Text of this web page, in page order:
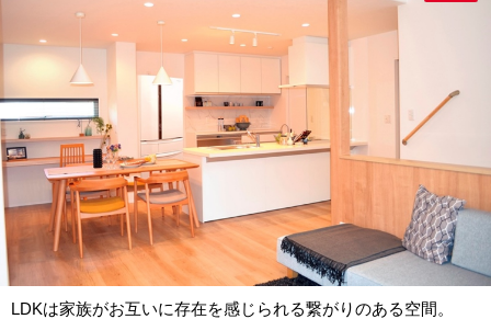
LDKは家族がお互いに存在を感じられる繋がりのある空間。